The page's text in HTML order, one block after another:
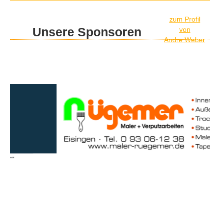
zum Profil
von
Andre Weber
Unsere Sponsoren